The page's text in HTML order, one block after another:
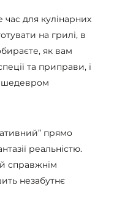
для кулінарних
на грилі, в
як вам
та приправи, і
шедевром
прямо
реальністю.
справжнім
незабутнє